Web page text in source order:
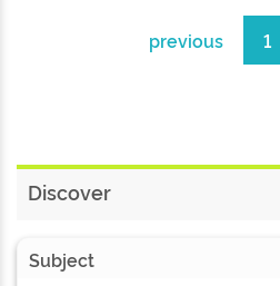
previous 1
Discover
Subject